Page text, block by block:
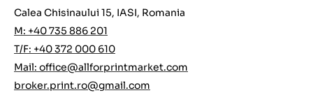
Calea Chisinaului 15, IASI, Romania
M: +40 735 886 201
T/F: +40 372 000 610
Mail: office@allforprintmarket.com
broker.print.ro@gmail.com